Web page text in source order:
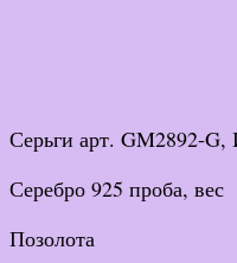
Серьги арт. GM2892-G,
Серебро 925 проба, вес
Позолота